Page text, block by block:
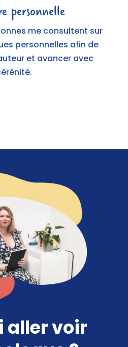
personnelle
me consultent sur
personnelles afin de
et avancer avec
aller voir